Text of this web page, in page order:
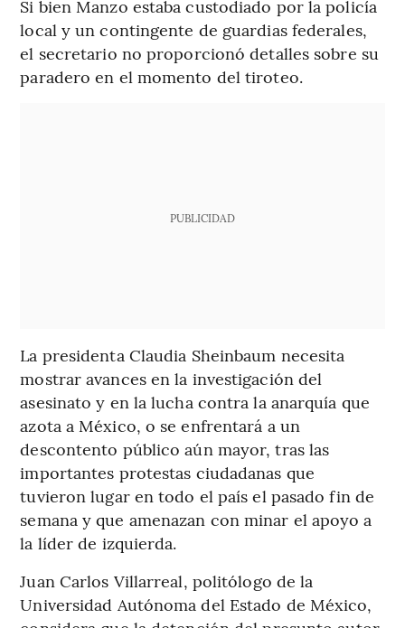
Si bien Manzo estaba custodiado por la policía
local y un contingente de guardias federales,
el secretario no proporcionó detalles sobre su
paradero en el momento del tiroteo.
PUBLICIDAD
La presidenta Claudia Sheinbaum necesita
mostrar avances en la investigación del
asesinato y en la lucha contra la anarquía que
azota a México, o se enfrentará a un
descontento público aún mayor, tras las
importantes protestas ciudadanas que
tuvieron lugar en todo el país el pasado fin de
semana y que amenazan con minar el apoyo a
la líder de izquierda.
Juan Carlos Villarreal, politólogo de la
Universidad Autónoma del Estado de México,